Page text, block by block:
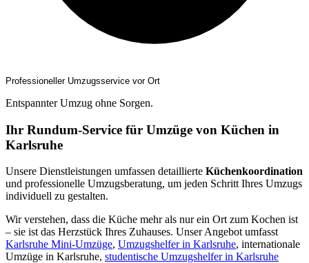
Professioneller Umzugsservice vor Ort
Entspannter Umzug ohne Sorgen.
Ihr Rundum-Service für Umzüge von Küchen in
Karlsruhe
Unsere Dienstleistungen umfassen detaillierte Küchenkoordination
und professionelle Umzugsberatung, um jeden Schritt Ihres Umzugs
individuell zu gestalten.
Wir verstehen, dass die Küche mehr als nur ein Ort zum Kochen ist
– sie ist das Herzstück Ihres Zuhauses. Unser Angebot umfasst
Karlsruhe Mini-Umzüge, Umzugshelfer in Karlsruhe, internationale
Umzüge in Karlsruhe, studentische Umzugshelfer in Karlsruhe